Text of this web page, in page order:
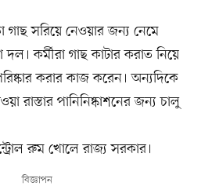
সরিয়ে নেওয়ার জন্য নেমে
কর্মীরা গাছ কাটার করাত নিয়ে
করার কাজ করেন। অন্যদিকে
রাস্তার পানিনিষ্কাশনের জন্য চালু
রুম খোলে রাজ্য সরকার।